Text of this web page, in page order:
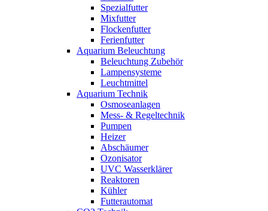
Spezialfutter
Mixfutter
Flockenfutter
Ferienfutter
Aquarium Beleuchtung
Beleuchtung Zubehör
Lampensysteme
Leuchtmittel
Aquarium Technik
Osmoseanlagen
Mess- & Regeltechnik
Pumpen
Heizer
Abschäumer
Ozonisator
UVC Wasserklärer
Reaktoren
Kühler
Futterautomat